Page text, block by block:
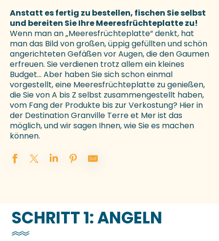
Anstatt es fertig zu bestellen, fischen Sie selbst
und bereiten Sie Ihre Meeresfrüchteplatte zu!
Wenn man an „Meeresfrüchteplatte“ denkt, hat
man das Bild von großen, üppig gefüllten und schön
angerichteten Gefäßen vor Augen, die den Gaumen
erfreuen. Sie verdienen trotz allem ein kleines
Budget… Aber haben Sie sich schon einmal
vorgestellt, eine Meeresfrüchteplatte zu genießen,
die Sie von A bis Z selbst zusammengestellt haben,
vom Fang der Produkte bis zur Verkostung? Hier in
der Destination Granville Terre et Mer ist das
möglich, und wir sagen Ihnen, wie Sie es machen
können.
SCHRITT 1: ANGELN